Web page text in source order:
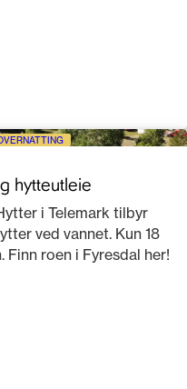
hytteutleie
i Telemark tilbyr
ved vannet. Kun 18
roen i Fyresdal her!